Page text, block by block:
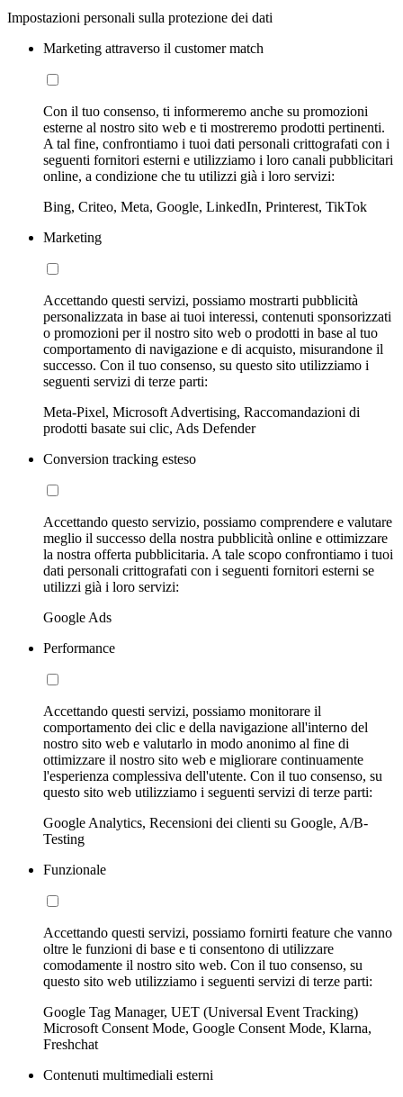
Impostazioni personali sulla protezione dei dati
Marketing attraverso il customer match
Con il tuo consenso, ti informeremo anche su promozioni
esterne al nostro sito web e ti mostreremo prodotti pertinenti.
A tal fine, confrontiamo i tuoi dati personali crittografati con i
seguenti fornitori esterni e utilizziamo i loro canali pubblicitari
online, a condizione che tu utilizzi già i loro servizi:
Bing, Criteo, Meta, Google, LinkedIn, Printerest, TikTok
Marketing
Accettando questi servizi, possiamo mostrarti pubblicità
personalizzata in base ai tuoi interessi, contenuti sponsorizzati
o promozioni per il nostro sito web o prodotti in base al tuo
comportamento di navigazione e di acquisto, misurandone il
successo. Con il tuo consenso, su questo sito utilizziamo i
seguenti servizi di terze parti:
Meta-Pixel, Microsoft Advertising, Raccomandazioni di
prodotti basate sui clic, Ads Defender
Conversion tracking esteso
Accettando questo servizio, possiamo comprendere e valutare
meglio il successo della nostra pubblicità online e ottimizzare
la nostra offerta pubblicitaria. A tale scopo confrontiamo i tuoi
dati personali crittografati con i seguenti fornitori esterni se
utilizzi già i loro servizi:
Google Ads
Performance
Accettando questi servizi, possiamo monitorare il
comportamento dei clic e della navigazione all'interno del
nostro sito web e valutarlo in modo anonimo al fine di
ottimizzare il nostro sito web e migliorare continuamente
l'esperienza complessiva dell'utente. Con il tuo consenso, su
questo sito web utilizziamo i seguenti servizi di terze parti:
Google Analytics, Recensioni dei clienti su Google, A/B-
Testing
Funzionale
Accettando questi servizi, possiamo fornirti feature che vanno
oltre le funzioni di base e ti consentono di utilizzare
comodamente il nostro sito web. Con il tuo consenso, su
questo sito web utilizziamo i seguenti servizi di terze parti:
Google Tag Manager, UET (Universal Event Tracking)
Microsoft Consent Mode, Google Consent Mode, Klarna,
Freshchat
Contenuti multimediali esterni